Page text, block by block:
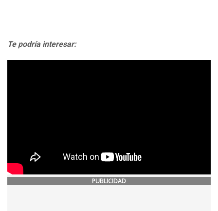
Te podría interesar:
PUBLICIDAD